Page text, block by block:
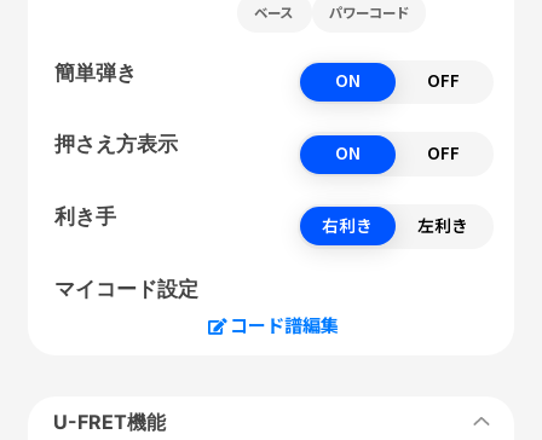
ベース パワーコード
簡単弾き ON OFF
押さえ方表示 ON OFF
利き手 右利き 左利き
マイコード設定
コード譜編集
U-FRET機能